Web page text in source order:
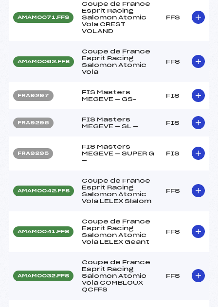
AMAM0071.FFS
Coupe de France
Esprit Racing
Salomon Atomic
Vola CREST
VOLAND
FFS
AMAM0062.FFS
Coupe de France
Esprit Racing
Salomon Atomic
Vola
FFS
FRA9297
FIS Masters
MEGEVE — GS–
FIS
FRA9296
FIS Masters
MEGEVE — SL —
FIS
FRA9295
FIS Masters
MEGEVE — SUPER G
—
FIS
AMAM0042.FFS
Coupe de France
Esprit Racing
Salomon Atomic
Vola LELEX Slalom
FFS
AMAM0041.FFS
Coupe de France
Esprit Racing
Salomon Atomic
Vola LELEX Geant
FFS
AMAM0032.FFS
Coupe de France
Esprit Racing
Salomon Atomic
Vola COMBLOUX
QCFFS
FFS